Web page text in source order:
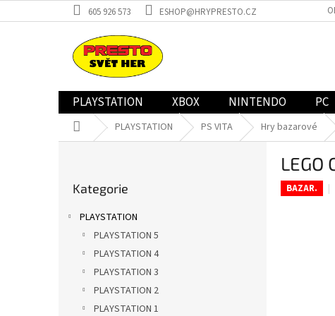
na
605 926 573 ESHOP@HRYPRESTO.CZ
PLAYSTATION XBOX NINTENDO PC
Domů PLAYSTATION PS VITA Hry bazarové
kategorie
Kategorie
PLAYSTATION
PLAYSTATION 5
PLAYSTATION 4
PLAYSTATION 3
PLAYSTATION 2
PLAYSTATION 1
LEGO
BAZAR.